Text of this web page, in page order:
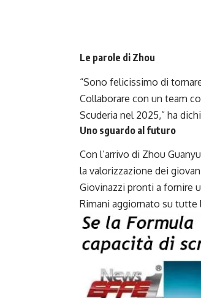
Le parole di Zhou
“Sono felicissimo di
Collaborare con un team
Scuderia nel 2025,” ha
Uno sguardo al futuro
Con l’arrivo di Zhou
la valorizzazione dei
Giovinazzi pronti a fornire
Rimani aggiornato su tutte